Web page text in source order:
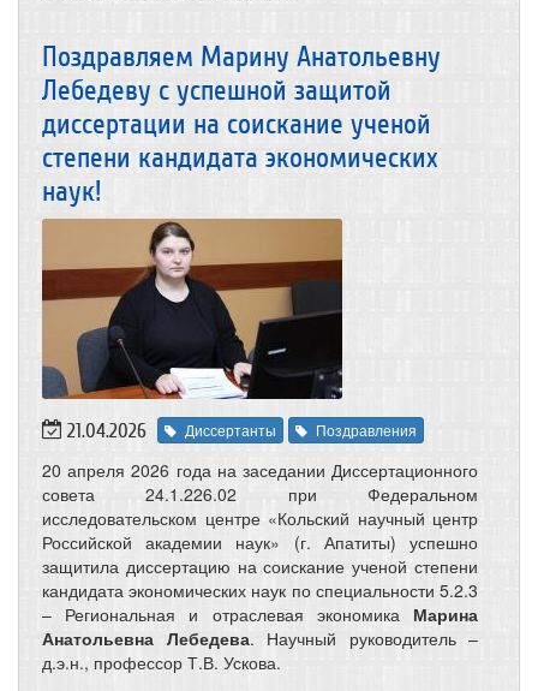
Поздравляем Марину Анатольевну
Лебедеву с успешной защитой
диссертации на соискание ученой
степени кандидата экономических
наук!
21.04.2026 Диссертанты Поздравления
20 апреля 2026 года на заседании Диссертационного
совета 24.1.226.02 при Федеральном
исследовательском центре «Кольский научный центр
Российской академии наук» (г. Апатиты) успешно
защитила диссертацию на соискание ученой степени
кандидата экономических наук по специальности 5.2.3
– Региональная и отраслевая экономика Марина
Анатольевна Лебедева. Научный руководитель –
д.э.н., профессор Т.В. Ускова.